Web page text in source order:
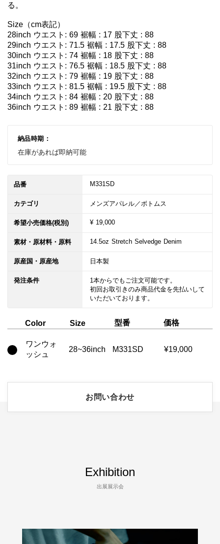
る。
Size（cm表記）
28inch ウエスト: 69 裾幅 : 17 股下丈 : 88
29inch ウエスト: 71.5 裾幅 : 17.5 股下丈 : 88
30inch ウエスト: 74 裾幅 : 18 股下丈 : 88
31inch ウエスト: 76.5 裾幅 : 18.5 股下丈 : 88
32inch ウエスト: 79 裾幅 : 19 股下丈 : 88
33inch ウエスト: 81.5 裾幅 : 19.5 股下丈 : 88
34inch ウエスト: 84 裾幅 : 20 股下丈 : 88
納品時期：
在庫があれば即納可能
品番 M331SD
カテゴリ メンズアパレル／ボトムス
希望小売価格(税別) ¥ 19,000
素材・原材料・原料 14.5oz Stretch Selvedge Denim
原産国・原産地 日本製
発注条件
1本からでもご注文可能です。
初回お取引きのみ商品代金を先払いして
いただいております。
Color Size 型番 価格
ワンウォ
ッシュ
28~36inch M331SD ¥19,000
お問い合わせ
Exhibition
出展展示会